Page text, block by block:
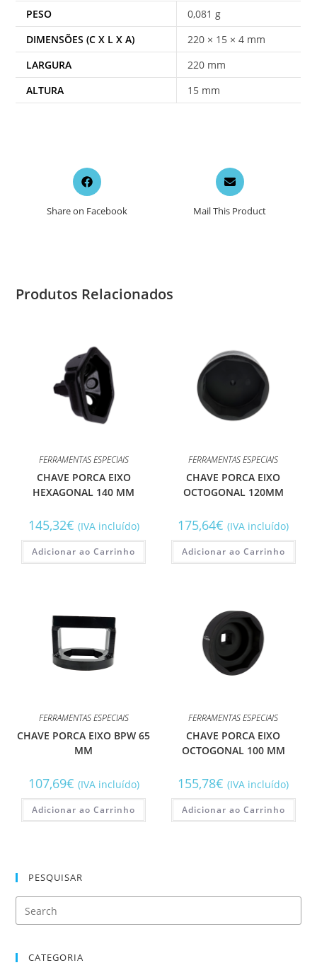
PESO
0,081 g
DIMENSÕES (C X L X A)
220 × 15 × 4 mm
LARGURA
220 mm
ALTURA
15 mm
Opens
in
new
Share on Facebook
Opens
in
a
new
Mail This Product
Produtos Relacionados
FERRAMENTAS ESPECIAIS
CHAVE PORCA EIXO
HEXAGONAL 140 MM
145,32€ (IVA incluído)
Adicionar ao Carrinho
FERRAMENTAS ESPECIAIS
CHAVE PORCA EIXO
OCTOGONAL 120MM
175,64€ (IVA incluído)
Adicionar ao Carrinho
FERRAMENTAS ESPECIAIS
CHAVE PORCA EIXO BPW 65
MM
107,69€ (IVA incluído)
Adicionar ao Carrinho
FERRAMENTAS ESPECIAIS
CHAVE PORCA EIXO
OCTOGONAL 100 MM
155,78€ (IVA incluído)
Adicionar ao Carrinho
PESQUISAR
CATEGORIA